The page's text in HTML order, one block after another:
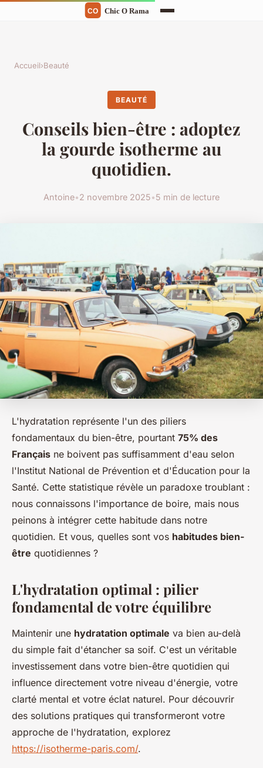
Accueil›Beauté
BEAUTÉ
Conseils bien-être : adoptez
la gourde isotherme au
quotidien.
Antoine•2 novembre 2025•5 min de lecture
L'hydratation représente l'un des piliers
fondamentaux du bien-être, pourtant 75% des
Français ne boivent pas suffisamment d'eau selon
l'Institut National de Prévention et d'Éducation pour la
Santé. Cette statistique révèle un paradoxe troublant :
nous connaissons l'importance de boire, mais nous
peinons à intégrer cette habitude dans notre
quotidien. Et vous, quelles sont vos habitudes bien-
être quotidiennes ?
L'hydratation optimal : pilier
fondamental de votre équilibre
Maintenir une hydratation optimale va bien au-delà
du simple fait d'étancher sa soif. C'est un véritable
investissement dans votre bien-être quotidien qui
influence directement votre niveau d'énergie, votre
clarté mental et votre éclat naturel. Pour découvrir
des solutions pratiques qui transformeront votre
approche de l'hydratation, explorez
https://isotherme-paris.com/.